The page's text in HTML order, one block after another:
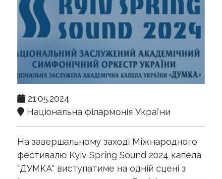
21.05.2024
Національна філармонія України
На завершальному заході Міжнародного
фестивалю Kyiv Spring Sound 2024 капела
"ДУМКА" виступатиме на одній сцені з